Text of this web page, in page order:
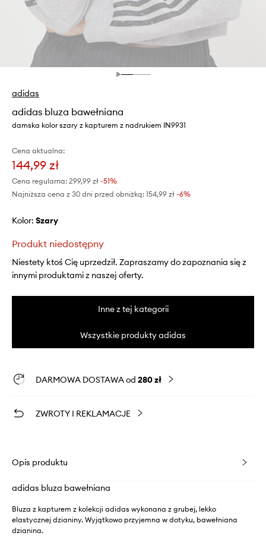
adidas
adidas bluza bawełniana
damska kolor szary z kapturem z nadrukiem IN9931
Cena aktualna:
144,99 zł
Cena regularna: 299,99 zł -51%
Najniższa cena z 30 dni przed obniżką: 154,99 zł -6%
Kolor: szary
Produkt niedostępny
Niestety ktoś Cię uprzedził. Zapraszamy do zapoznania się z
innymi produktami z naszej oferty.
Inne z tej kategorii
Wszystkie produkty adidas
DARMOWA DOSTAWA od 280 zł
ZWROTY I REKLAMACJE
Opis produktu
adidas bluza bawełniana
Bluza z kapturem z kolekcji adidas wykonana z grubej, lekko
elastycznej dzianiny. Wyjątkowo przyjemna w dotyku, bawełniana
dzianina.